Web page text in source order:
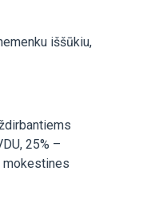
iššūkiu,
25% –
mokestines